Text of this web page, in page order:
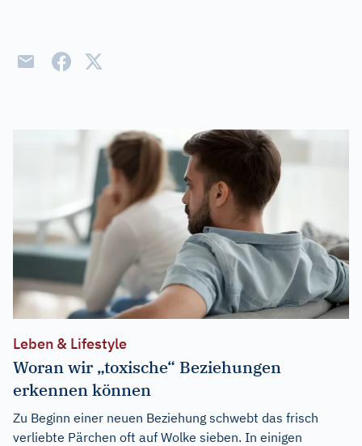
Leben & Lifestyle
Woran wir „toxische“ Beziehungen
erkennen können
Zu Beginn einer neuen Beziehung schwebt das frisch
verliebte Pärchen oft auf Wolke sieben. In einigen